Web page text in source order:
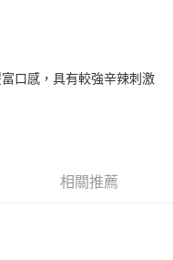
口感，具有較強辛辣刺激
相關推薦